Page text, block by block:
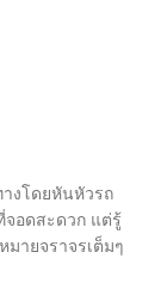
งโดยหันหัวรถ
จอดสะดวก แต่รู้
ายจราจรเต็มๆ